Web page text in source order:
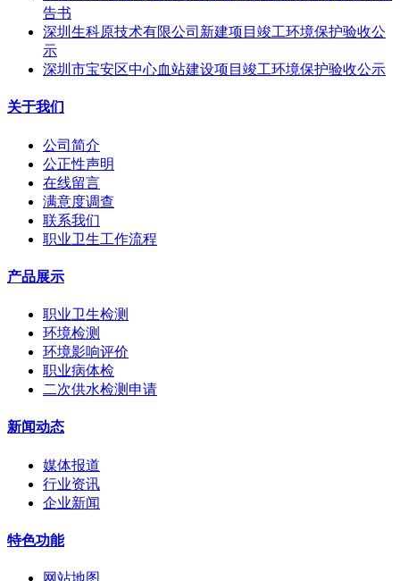
告书
深圳生科原技术有限公司新建项目竣工环境保护验收公
示
深圳市宝安区中心血站建设项目竣工环境保护验收公示
关于我们
公司简介
公正性声明
在线留言
满意度调查
联系我们
职业卫生工作流程
产品展示
职业卫生检测
环境检测
环境影响评价
职业病体检
二次供水检测申请
新闻动态
媒体报道
行业资讯
企业新闻
特色功能